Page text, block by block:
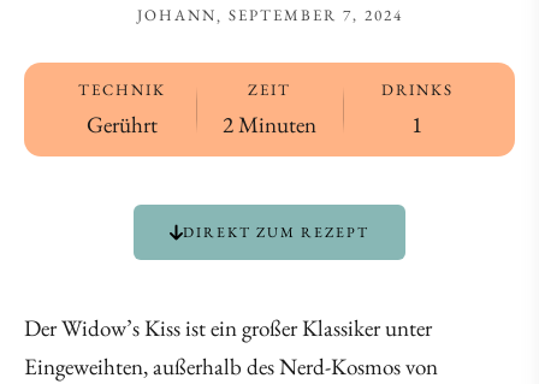
JOHANN SEPTEMBER 7, 2024
TECHNIK
Gerührt
ZEIT
2 Minuten
DRINKS
1
DIREKT ZUM REZEPT
Der Widow’s Kiss ist ein großer Klassiker unter
Eingeweihten, außerhalb des Nerd-Kosmos von